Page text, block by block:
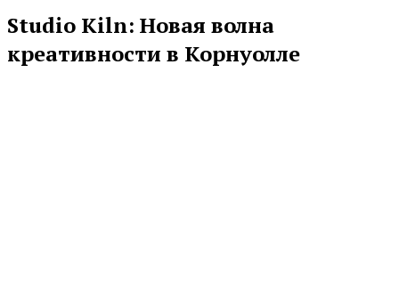
Studio Kiln: Новая волна
креативности в Корнуолле